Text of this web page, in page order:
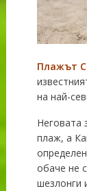
Плажът
на най-
Неговата
плаж, а
обаче не
шезлонги